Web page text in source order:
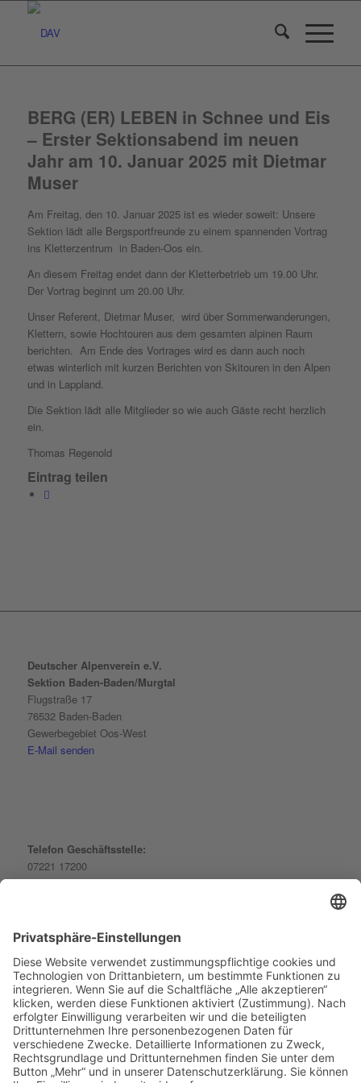
BERG (ER) LEBEN in Schnee und Eis
– Erster Sektionsabend im neuen
Jahr am 10. Januar 2025 mit Dietmar
Muser
Am Freitag, den 10. Januar 2025 ist es wieder soweit: Unsere
Sektion lädt alle Bergsportfreunde zu einem spannenden Vortrag
ins Kletterzentrum in Baden-Oos ein.
An diesem Freitag endet dann der Kletterbetrieb um 19.00 Uhr.
Der Vortrag beginnt um 20.00 Uhr.
Unser Referent, Dietmar Muser, wird über Sommerwanderungen,
Klettern, sowie Hochtouren aus dem gesamten alpinen Raum
berichten. Am Ende des Vortrages wird es dann auch noch
etwas winterlich mit kurzen Berichten von Skitouren in den Alpen
und in Lappland.
Die Sektion lädt alle Mitglieder so wie auch Gäste recht herzlich
ein.
Thomas Regenold
Eintrag teilen
Deutscher Alpenverein e.V.
Sektion Baden-Baden/Murgtal
Flugstraße 17
76532 Baden-Baden
Gewerbegebiet Oos-West
E-Mail senden
Telefon Geschäftsstelle:
07221 17200
Immer auf dem neuesten Stand:
Newsletter abonnieren…